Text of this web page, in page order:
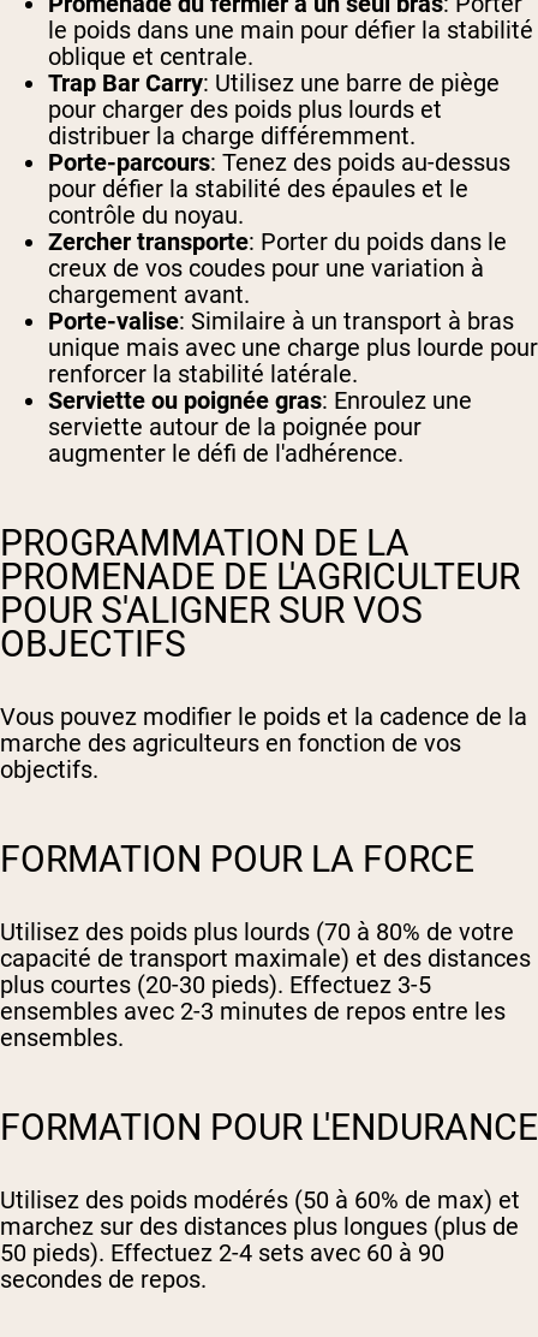
le poids dans une main pour défier la stabilité
oblique et centrale.
Trap Bar Carry: Utilisez une barre de piège
pour charger des poids plus lourds et
distribuer la charge différemment.
Porte-parcours: Tenez des poids au-dessus
pour défier la stabilité des épaules et le
contrôle du noyau.
Zercher transporte: Porter du poids dans le
creux de vos coudes pour une variation à
chargement avant.
Porte-valise: Similaire à un transport à bras
unique mais avec une charge plus lourde pour
renforcer la stabilité latérale.
Serviette ou poignée gras: Enroulez une
serviette autour de la poignée pour
augmenter le défi de l'adhérence.
PROGRAMMATION DE LA
PROMENADE DE L'AGRICULTEUR
POUR S'ALIGNER SUR VOS
OBJECTIFS
Vous pouvez modifier le poids et la cadence de la
marche des agriculteurs en fonction de vos
objectifs.
FORMATION POUR LA FORCE
Utilisez des poids plus lourds (70 à 80% de votre
capacité de transport maximale) et des distances
plus courtes (20-30 pieds). Effectuez 3-5
ensembles avec 2-3 minutes de repos entre les
ensembles.
FORMATION POUR L'ENDURANCE
Utilisez des poids modérés (50 à 60% de max) et
marchez sur des distances plus longues (plus de
50 pieds). Effectuez 2-4 sets avec 60 à 90
secondes de repos.